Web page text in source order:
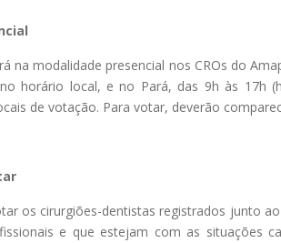
na modalidade presencial nos CROs do
horário local, e no Pará, das 9h às 17h
de votação. Para votar, deverão
os cirurgiões-dentistas registrados junto
e que estejam com as situações